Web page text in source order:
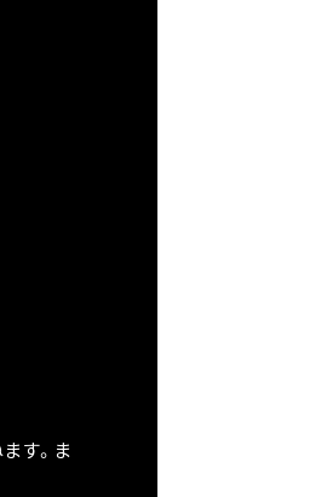
す。ま